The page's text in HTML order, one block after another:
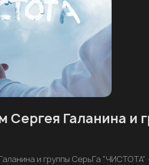
Сергея Галанина
и группы СерьГа